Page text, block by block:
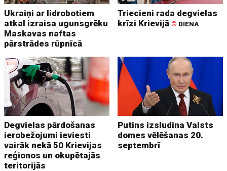
Ukraiņi ar lidrobotiem
atkal izraisa ugunsgrēku
Maskavas naftas
pārstrādes rūpnīcā
Triecieni rada degvielas
krīzi Krievijā © DIENA
Degvielas pārdošanas
ierobežojumi ieviesti
vairāk nekā 50 Krievijas
reģionos un okupētajās
teritorijās
Putins izsludina Valsts
domes vēlēšanas 20.
septembrī